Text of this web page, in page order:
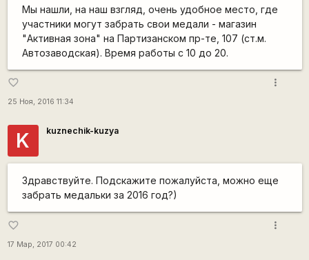
Мы нашли, на наш взгляд, очень удобное место, где
участники могут забрать свои медали - магазин
"Активная зона" на Партизанском пр-те, 107 (ст.м.
Автозаводская). Время работы с 10 до 20.
favorite_border
25 Ноя, 2016 11:34
more_vert
K kuznechik-kuzya
Здравствуйте. Подскажите пожалуйста, можно еще
забрать медальки за 2016 год?)
favorite_border
17 Мар, 2017 00:42
more_vert